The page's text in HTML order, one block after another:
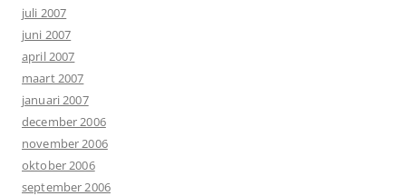
juli 2007
juni 2007
april 2007
maart 2007
januari 2007
december 2006
november 2006
oktober 2006
september 2006